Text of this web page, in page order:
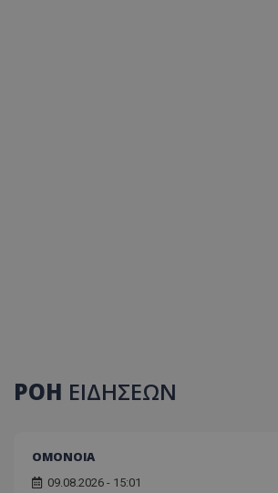
ΡΟΗ ΕΙΔΗΣΕΩΝ
ΟΜΟΝΟΙΑ
09.08.2026 - 15:01